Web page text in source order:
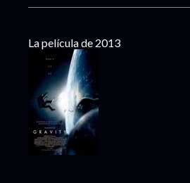
La película de 2013